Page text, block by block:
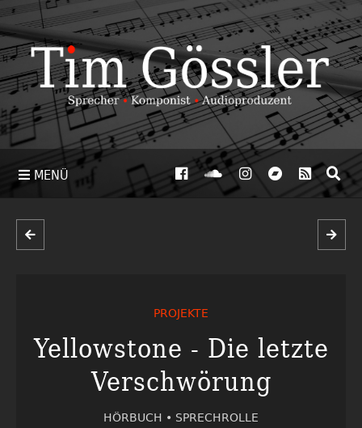
MENÜ
PROJEKTE
Yellowstone - Die letzte
Verschwörung
HÖRBUCH • SPRECHROLLE